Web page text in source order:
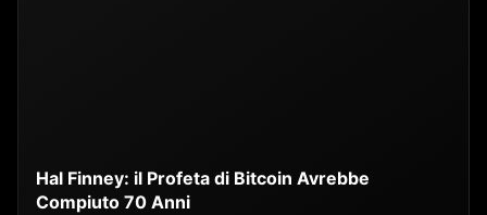
Hal Finney: il Profeta di Bitcoin Avrebbe
Compiuto 70 Anni